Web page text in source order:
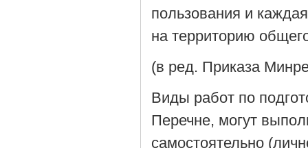
пользования и
на территорию
(в ред. Приказа
Виды работ по
Перечне, могут
самостоятельно